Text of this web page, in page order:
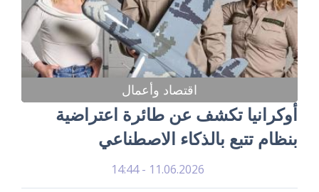
اقتصاد وأعمال
أوكرانيا تكشف عن طائرة اعتراضية
بنظام تتبع بالذكاء الاصطناعي
11.06.2026 - 14:44